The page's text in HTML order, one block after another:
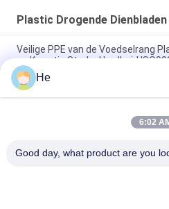
Plastic Drogende Dienbladen
Veilige PPE van de Voedselrang
en Karretje Sterke Hardheid
ISO9001 PPE Plastic Drogende
Capsulesuikergoed
5cm Ppe van de Voedselrang
He
6:02
Good day, what product are you